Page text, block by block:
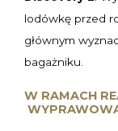
lodówkę przed
głównym
bagażniku.
W RAMACH